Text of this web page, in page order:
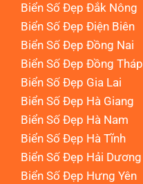
Biển Số Đẹp Đắk Nông
Biển Số Đẹp Điện Biên
Biển Số Đẹp Đồng Nai
Biển Số Đẹp Đồng Tháp
Biển Số Đẹp Gia Lai
Biển Số Đẹp Hà Giang
Biển Số Đẹp Hà Nam
Biển Số Đẹp Hà Tĩnh
Biển Số Đẹp Hải Dương
Biển Số Đẹp Hưng Yên